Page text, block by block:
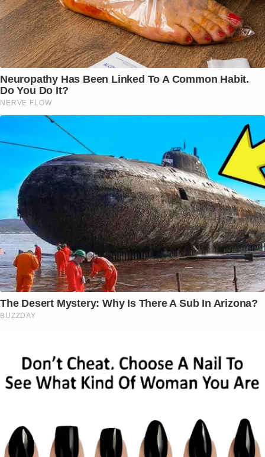
Neuropathy Has Been Linked To A Common Habit.
Do You Do It?
NERVE FLOW
The Desert Mystery: Why Is There A Sub In Arizona?
BUZZDAY